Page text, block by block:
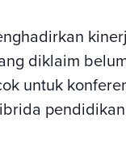
diklaim
untuk